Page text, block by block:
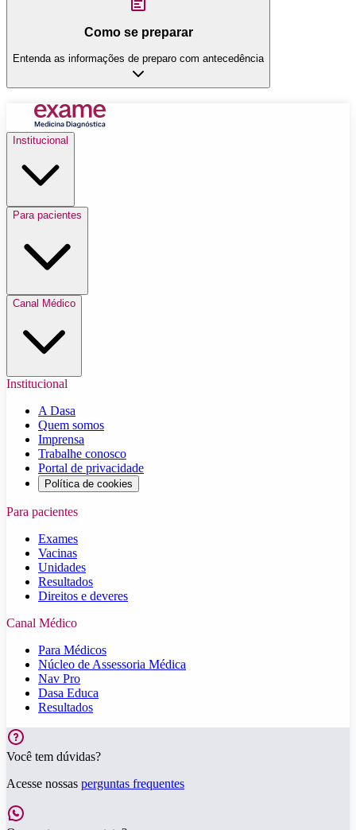
Como se preparar
Entenda as informações de preparo com antecedência
Institucional
Para pacientes
Canal Médico
Institucional
A Dasa
Quem somos
Imprensa
Trabalhe conosco
Portal de privacidade
Política de cookies
Para pacientes
Exames
Vacinas
Unidades
Resultados
Direitos e deveres
Canal Médico
Para Médicos
Núcleo de Assessoria Médica
Nav Pro
Dasa Educa
Resultados
Você tem dúvidas?
Acesse nossas perguntas frequentes